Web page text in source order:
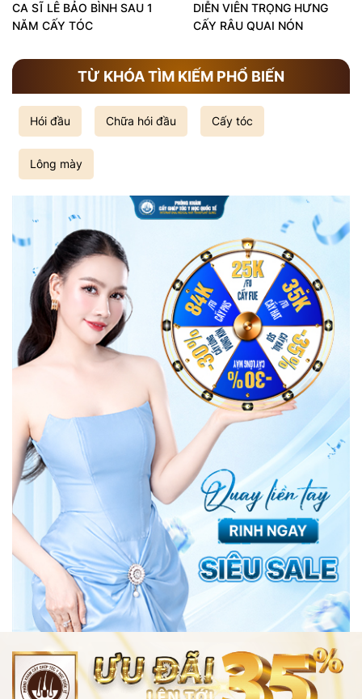
CA SĨ LÊ BẢO BÌNH SAU 1
NĂM CẤY TÓC
DIỄN VIÊN TRỌNG HƯNG
CẤY RÂU QUAI NÓN
TỪ KHÓA TÌM KIẾM PHỔ BIẾN
Hói đầu Chữa hói đầu Cấy tóc
Lông mày